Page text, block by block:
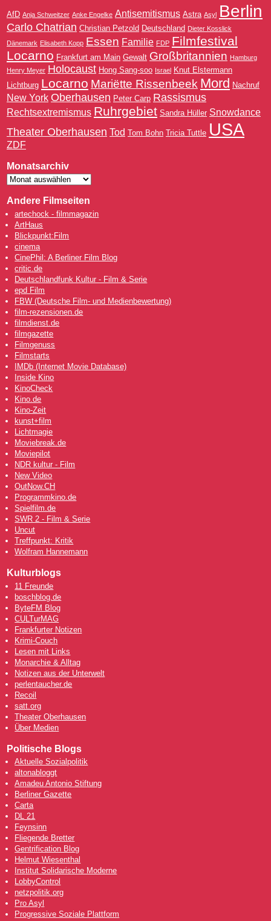
AfD Anja Schweitzer Anke Engelke Antisemitismus Astra Asyl Berlin
Carlo Chatrian Christian Petzold Deutschland Dieter Kosslick
Dänemark Elisabeth Kopp Essen Familie FDP Filmfestival
Locarno Frankfurt am Main Gewalt Großbritannien Hamburg
Henry Meyer Holocaust Hong Sang-soo Israel Knut Elstermann
Lichtburg Locarno Mariëtte Rissenbeek Mord Nachruf
New York Oberhausen Peter Carp Rassismus
Rechtsextremismus Ruhrgebiet Sandra Hüller Snowdance
Theater Oberhausen Tod Tom Bohn Tricia Tuttle USA
ZDF
Monatsarchiv
Andere Filmseiten
artechock - filmmagazin
ArtHaus
Blickpunkt:Film
cinema
CinePhil: A Berliner Film Blog
critic.de
Deutschlandfunk Kultur - Film & Serie
epd Film
FBW (Deutsche Film- und Medienbewertung)
film-rezensionen.de
filmdienst.de
filmgazette
Filmgenuss
Filmstarts
IMDb (Internet Movie Database)
Inside Kino
KinoCheck
Kino.de
Kino-Zeit
kunst+film
Lichtmagie
Moviebreak.de
Moviepilot
NDR kultur - Film
New Video
OutNow.CH
Programmkino.de
Spielfilm.de
SWR 2 - Film & Serie
Uncut
Treffpunkt: Kritik
Wolfram Hannemann
Kulturblogs
11 Freunde
boschblog.de
ByteFM Blog
CULTurMAG
Frankfurter Notizen
Krimi-Couch
Lesen mit Links
Monarchie & Alltag
Notizen aus der Unterwelt
perlentaucher.de
Recoil
satt.org
Theater Oberhausen
Über Medien
Politische Blogs
Aktuelle Sozialpolitik
altonabloggt
Amadeu Antonio Stiftung
Berliner Gazette
Carta
DL 21
Feynsinn
Fliegende Bretter
Gentrification Blog
Helmut Wiesenthal
Institut Solidarische Moderne
LobbyControl
netzpolitik.org
Pro Asyl
Progressive Soziale Plattform